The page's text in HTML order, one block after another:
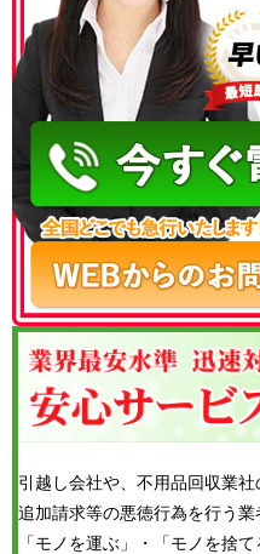
050-
引越し会社や、不用品回収業
追加請求等の悪徳行為を行う業
「モノを運ぶ」・「モノを捨